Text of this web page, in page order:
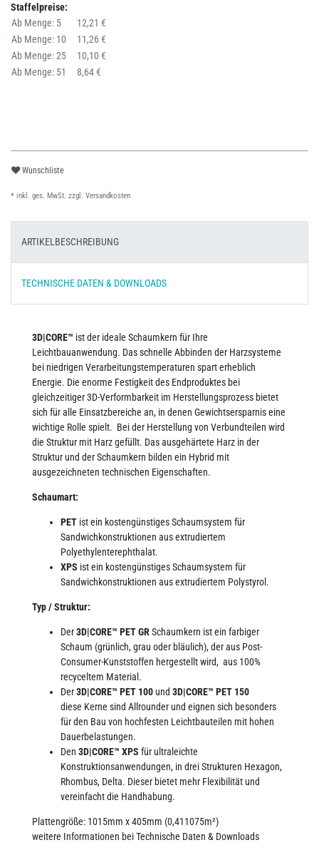
Staffelpreise:
Ab Menge: 5
12,21 €
Ab Menge: 10
11,26 €
Ab Menge: 25
10,10 €
Ab Menge: 51
8,64 €
Wunschliste
* inkl. ges. MwSt. zzgl. Versandkosten
ARTIKELBESCHREIBUNG
TECHNISCHE DATEN & DOWNLOADS
3D|CORE™ ist der ideale Schaumkern für Ihre
Leichtbauanwendung. Das schnelle Abbinden der Harzsysteme
bei niedrigen Verarbeitungstemperaturen spart erheblich
Energie. Die enorme Festigkeit des Endproduktes bei
gleichzeitiger 3D-Verformbarkeit im Herstellungsprozess bietet
sich für alle Einsatzbereiche an, in denen Gewichtsersparnis eine
wichtige Rolle spielt. Bei der Herstellung von Verbundteilen wird
die Struktur mit Harz gefüllt. Das ausgehärtete Harz in der
Struktur und der Schaumkern bilden ein Hybrid mit
ausgezeichneten technischen Eigenschaften.
Schaumart:
PET ist ein kostengünstiges Schaumsystem für
Sandwichkonstruktionen aus extrudiertem
Polyethylenterephthalat.
XPS ist ein kostengünstiges Schaumsystem für
Sandwichkonstruktionen aus extrudiertem Polystyrol.
Typ / Struktur:
Der3D|CORE™ PET GRSchaumkern ist ein farbiger
Schaum (grünlich, grau oder bläulich), der aus Post-
Consumer-Kunststoffen hergestellt wird, aus 100%
recyceltem Material.
Der3D|CORE™ PET 100und 3D|CORE™ PET 150
diese Kerne sind Allrounder und eignen sich besonders
für den Bau von hochfesten Leichtbauteilen mit hohen
Dauerbelastungen.
Den 3D|CORE™ XPS für ultraleichte
Konstruktionsanwendungen, in drei Strukturen Hexagon,
Rhombus, Delta. Dieser bietet mehr Flexibilität und
vereinfacht die Handhabung.
Plattengröße: 1015mm x 405mm (0,411075m²)
weitere Informationen bei Technische Daten & Downloads